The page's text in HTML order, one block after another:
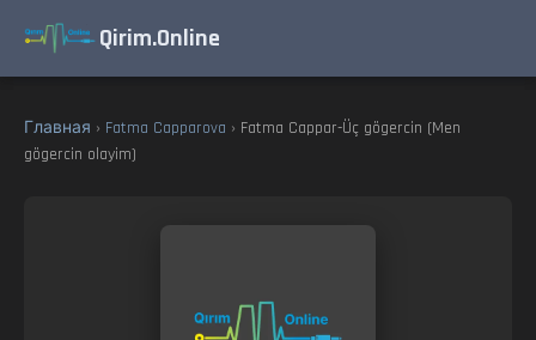
Qirim.Online
Главная › Fatma Capparova › Fatma Cappar-Üç gögercin (Men
gögercin olayim)